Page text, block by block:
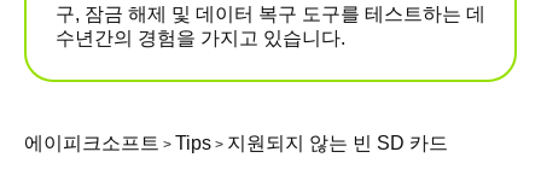
구, 잠금 해제 및 데이터 복구 도구를 테스트하는 데
수년간의 경험을 가지고 있습니다.
에이피크소프트 > Tips > 지원되지 않는 빈 SD 카드